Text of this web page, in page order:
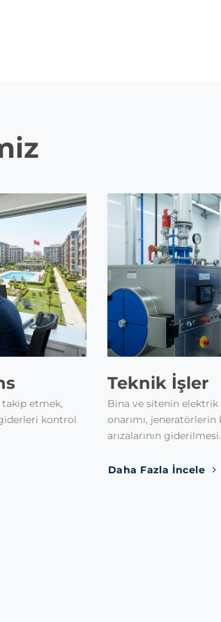
etmek,
kontrol
Teknik İşler
Bina ve sitenin elektrik
onarımı,
arızalarının
Daha Fazla İncele